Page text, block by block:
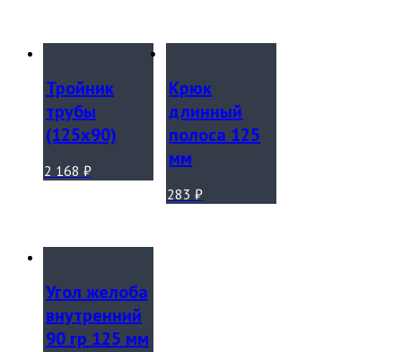
Тройник
трубы
(125х90)
2 168 ₽
Крюк
длинный
полоса 125
мм
283₽
Угол желоба
внутренний
90 гр 125 мм